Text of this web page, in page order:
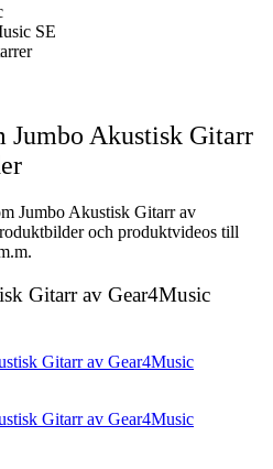
SE
Akustisk Gitarr
Jumbo Akustisk Gitarr av
och produktvideos till
Gitarr av Gear4Music